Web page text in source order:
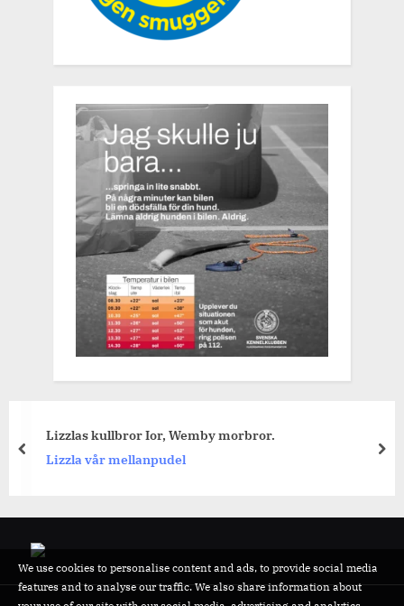
Lizzlas kullbror Ior, Wemby morbror.
Lizzla vår mellanpudel
prev
We use cookies to personalise content and ads, to provide social media
features and to analyse our traffic. We also share information about